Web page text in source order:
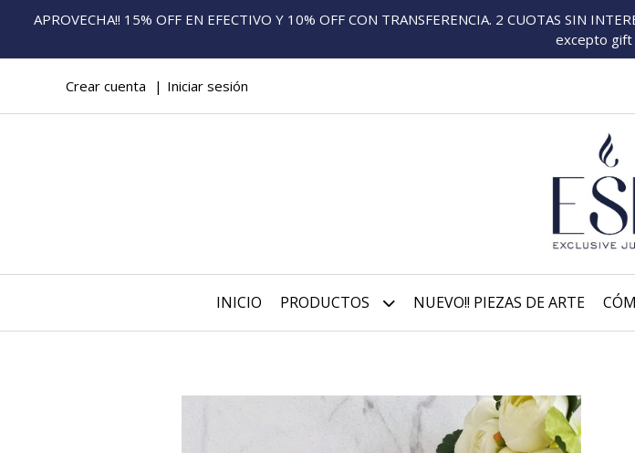
APROVECHA!! 15% OFF EN EFECTIVO Y 10% OFF CON TRANSFERENCIA. 2 CUOTAS SIN
excepto gift
Crear cuenta Iniciar sesión
INICIO PRODUCTOS NUEVO!! PIEZAS DE ARTE